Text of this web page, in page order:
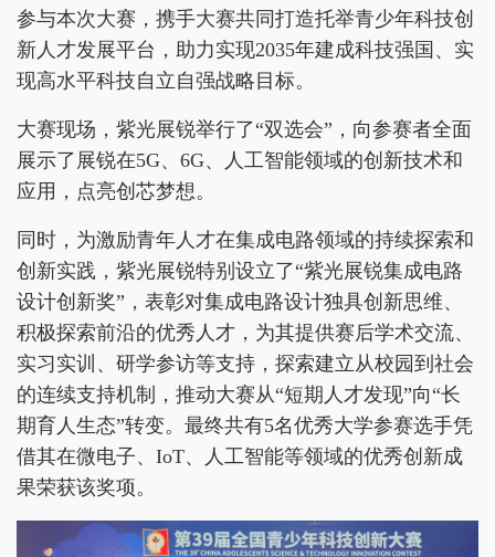
参与本次大赛，携手大赛共同打造托举青少年科技创
新人才发展平台，助力实现2035年建成科技强国、实
现高水平科技自立自强战略目标。
大赛现场，紫光展锐举行了“双选会”，向参赛者全面
展示了展锐在5G、6G、人工智能领域的创新技术和
应用，点亮创芯梦想。
同时，为激励青年人才在集成电路领域的持续探索和
创新实践，紫光展锐特别设立了“紫光展锐集成电路
设计创新奖”，表彰对集成电路设计独具创新思维、
积极探索前沿的优秀人才，为其提供赛后学术交流、
实习实训、研学参访等支持，探索建立从校园到社会
的连续支持机制，推动大赛从“短期人才发现”向“长
期育人生态”转变。最终共有5名优秀大学参赛选手凭
借其在微电子、IoT、人工智能等领域的优秀创新成
果荣获该奖项。